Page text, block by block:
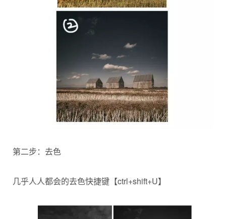
第二步：去色
几乎人人都会的去色快捷键【ctrl+shift+U】